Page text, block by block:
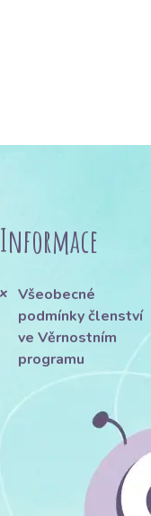
Informace
Všeobecné
podmínky členství
ve Věrnostním
programu